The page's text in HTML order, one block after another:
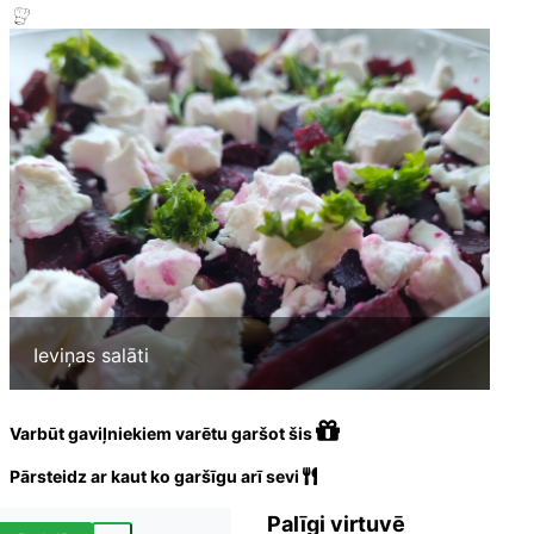
Ieviņas salāti
Varbūt gaviļniekiem varētu garšot šis
Pārsteidz ar kaut ko garšīgu arī sevi
Palīgi virtuvē